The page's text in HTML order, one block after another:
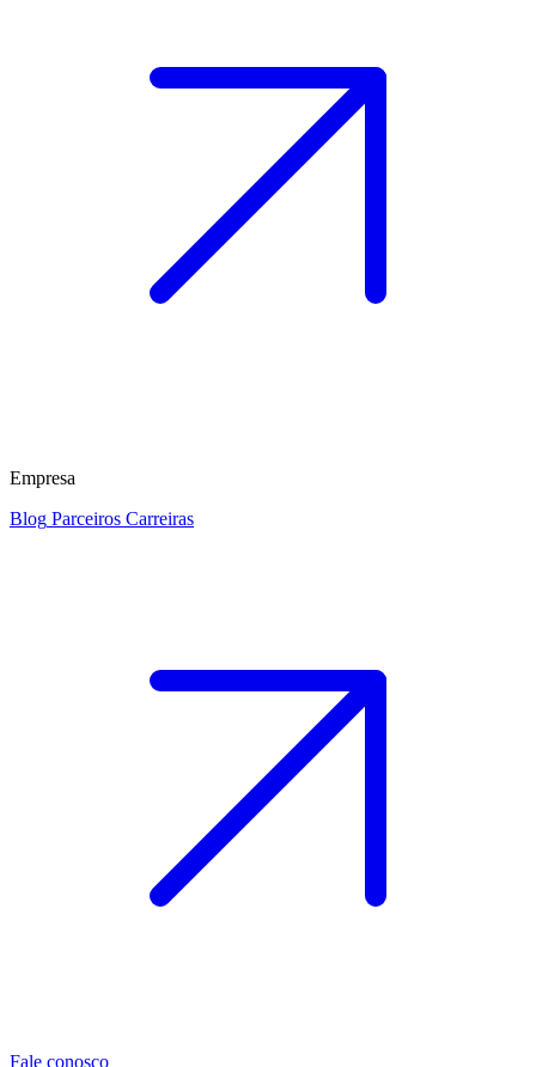
Empresa
Blog Parceiros Carreiras
Fale conosco